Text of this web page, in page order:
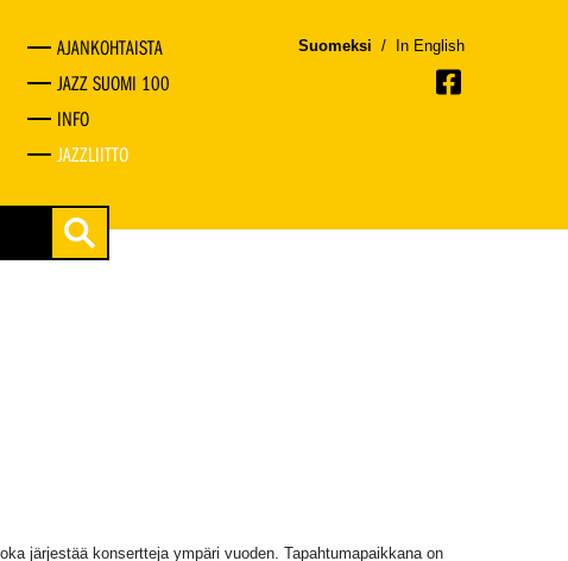
AJANKOHTAISTA
JAZZ SUOMI 100
INFO
JAZZLIITTO
Suomeksi / In English
järjestää konsertteja ympäri vuoden. Tapahtumapaikkana on